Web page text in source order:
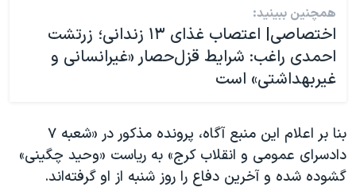
همچنین ببینید:
اختصاصی| اعتصاب غذای ۱۳ زندانی؛ زرتشت
احمدی‌ راغب: شرایط قزل‌حصار «غیرانسانی و
غیربهداشتی» است
بنا بر اعلام این منبع آگاه، پرونده مذکور در «شعبه ۷
دادسرای عمومی و انقلاب کرج» به ریاست «وحید چگینی»
گشوده شده و آخرین دفاع را روز شنبه از او گرفته‌اند.